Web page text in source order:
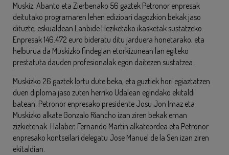
Muskiz, Abanto eta Zierbenako 56 gaztek Petronor enpresak
deitutako programaren lehen edizioari dagozkion bekak jaso
dituzte, eskualdean Lanbide Heziketako ikasketak sustatzeko.
Enpresak 146.472 euro bideratu ditu jarduera honetarako, eta
helburua da Muskizko findegian etorkizunean lan egiteko
prestatuta dauden profesionalak egon daitezen sustatzea.
Muskizko 26 gaztek lortu dute beka, eta guztiek hori egiaztatzen
duen diploma jaso zuten herriko Udalean egindako ekitaldi
batean. Petronor enpresako presidente Josu Jon Imaz eta
Muskizko alkate Gonzalo Riancho izan ziren bekak eman
zizkietenak. Halaber, Fernando Martin alkateordea eta Petronor
enpresako kontseilari delegatu Jose Manuel de la Sen izan ziren
ekitaldian.